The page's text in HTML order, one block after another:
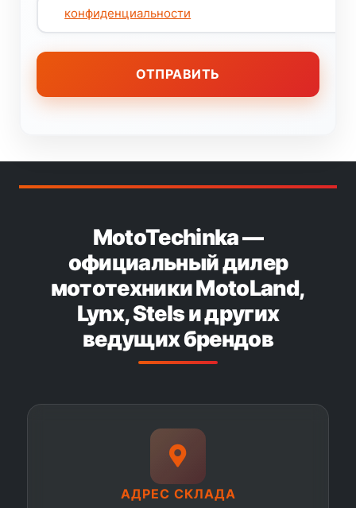
конфиденциальности
MotoTechinka —
официальный дилер
мототехники MotoLand,
Lynx, Stels и других
ведущих брендов
АДРЕС СКЛАДА